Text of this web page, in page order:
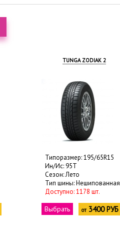
TUNGA ZODIAK 2
Типоразмер: 195/65R15
Ин/Ис: 95T
Сезон: Лето
Тип шины: Нешипованная
Доступно: 1178 шт.
Выбрать от3400 РУБ